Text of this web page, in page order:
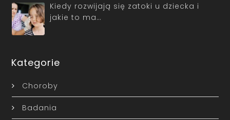
Kiedy rozwijają się zatoki u dziecka i
jakie to ma…
Kategorie
Choroby
Badania